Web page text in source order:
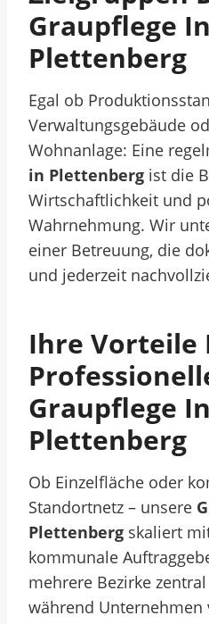
Graupflege In
Plettenberg
Egal ob
Verwaltungsgebäude
Wohnanlage: Eine
in Plettenberg ist die
Wirtschaftlichkeit und
Wahrnehmung. Wir
einer Betreuung, die
und jederzeit
Ihre Vorteile
Graupflege In
Plettenberg
Ob Einzelfläche oder
Standortnetz – unsere
Plettenberg skaliert
kommunale
mehrere Bezirke
während